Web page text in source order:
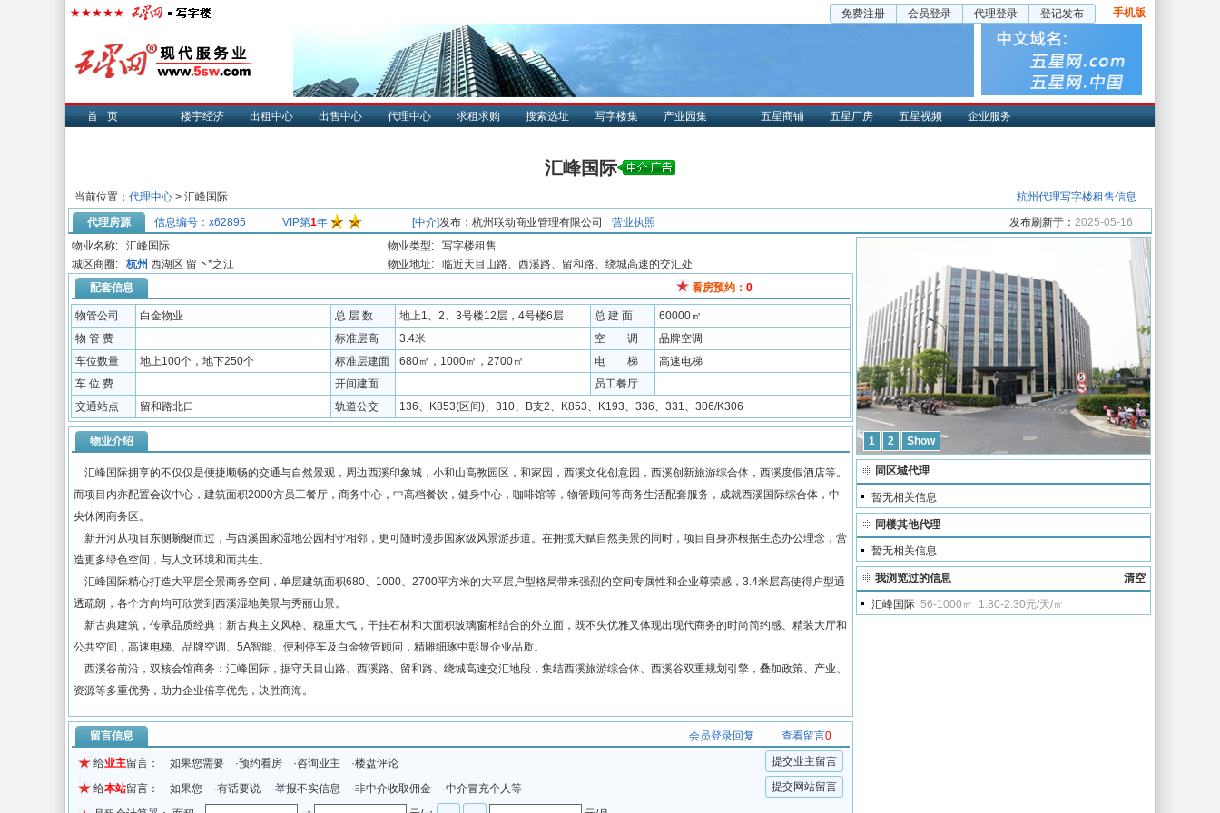
免费注册 会员登录 代理登录 登记发布 手机版
首页 楼宇经济 出租中心 出售中心 代理中心 求租求购 搜索选址 写字楼集 产业园集 五星商铺 五星厂房 五星视频 企业服务
汇峰国际
当前位置： 代理中心 > 汇峰国际
杭州代理写字楼租售信息
代理房源
信息编号：x62895 VIP第1年 [中介]发布： 杭州联动商业管理有限公司 营业执照 发布刷新于： 2025-05-16
物业名称:
汇峰国际 物业类型:
写字楼租售
城区商圈:
杭州 西湖区 留下*之江 物业地址:
临近天目山路、西溪路、留和路、绕城高速的交汇处
看房预约： 0
配套信息
物管公司 白金物业 总 层 数 地上1、2、3号楼12层，4号楼6层 总 建 面
60000㎡
物 管 费
标准层高 3.4米 空 调
品牌空调
车位数量
地上100个，地下250个 标准层建面 680㎡，1000㎡，2700㎡ 电 梯
高速电梯
车 位 费
开间建面
员工餐厅
交通站点
留和路北口 轨道公交 136、K853(区间)、310、B支2、K853、K193、336、331、306/K306
物业介绍
汇峰国际拥享的不仅仅是便捷顺畅的交通与自然景观，周边西溪印象城，小和山高教园区，和家园，西溪文化创意园，西溪创新旅游综合体，西溪度假酒店等。
而项目内亦配置会议中心，建筑面积2000方员工餐厅，商务中心，中高档餐饮，健身中心，咖啡馆等，物管顾问等商务生活配套服务，成就西溪国际综合体，中
央休闲商务区。
新开河从项目东侧蜿蜒而过，与西溪国家湿地公园相守相邻，更可随时漫步国家级风景游步道。在拥揽天赋自然美景的同时，项目自身亦根据生态办公理念，营
造更多绿色空间，与人文环境和而共生。
汇峰国际精心打造大平层全景商务空间，单层建筑面积680、1000、2700平方米的大平层户型格局带来强烈的空间专属性和企业尊荣感，3.4米层高使得户型通
透疏朗，各个方向均可欣赏到西溪湿地美景与秀丽山景。
新古典建筑，传承品质经典：新古典主义风格、稳重大气，干挂石材和大面积玻璃窗相结合的外立面，既不失优雅又体现出现代商务的时尚简约感、精装大厅和
公共空间，高速电梯、品牌空调、5A智能、便利停车及白金物管顾问，精雕细琢中彰显企业品质。
西溪谷前沿，双核会馆商务：汇峰国际，据守天目山路、西溪路、留和路、绕城高速交汇地段，集结西溪旅游综合体、西溪谷双重规划引擎，叠加政策、产业、
资源等多重优势，助力企业倍享优先，决胜商海。
留言信息 0
查看留言
会员登录回复
给业主留言： 如果您需要 ·预约看房 ·咨询业主 ·楼盘评论 提交业主留言
给本站留言： 如果您 ·有话要说 ·举报不实信息 ·非中介收取佣金 ·中介冒充个人等 提交网站留言
1 2 Show
同区域代理
暂无相关信息
同楼其他代理
暂无相关信息
清空
我浏览过的信息
汇峰国际 56-1000㎡ 1.80-2.30元/天/㎡